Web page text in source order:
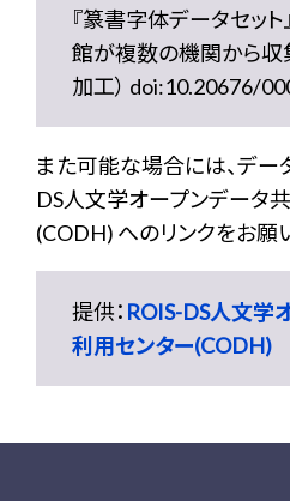
『篆書字体データセッ
館が複数の機関から収
加工） doi:10.20676/
また可能な場合には、デー
DS人文学オープンデータ
(CODH) へのリンクをお願
提供： ROIS-DS人文学
利用センター(CODH)